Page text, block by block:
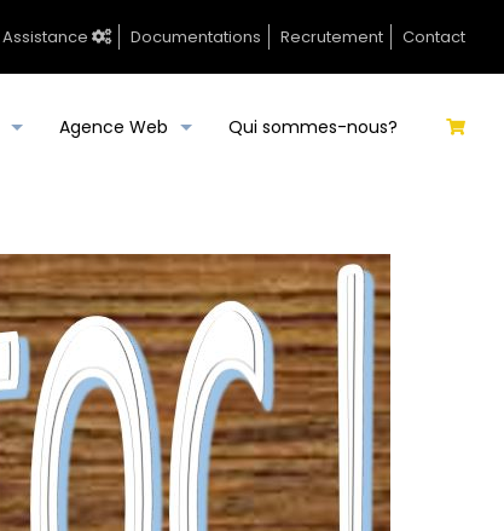
Assistance Documentations Recrutement Contact
Agence Web Qui sommes-nous?